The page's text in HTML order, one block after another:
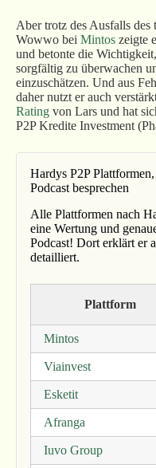
Aber trotz des Ausfalls des
Wowwo bei Mintoszeigte
und betonte die
sorgfältig zu überwachen
einzuschätzen. Und aus
daher nutzt er auch
Ratingvon Lars und hat
P2P Kredite Investment
Hardys P2P
Podcast besprechen
Alle Plattformen nach
eine Wertung und
Podcast! Dort erklärt er
detailliert.
Plattform
Mintos
Viainvest
Esketit
Afranga
Iuvo Group